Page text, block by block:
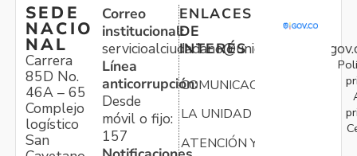
SEDE
NACIO
NAL
Carrera
85D No.
46A – 65
Complejo
logístico
San
Correo
institucional:
Línea
anticorrupción:
Desde
móvil o fijo:
157
ENLACES
DE
INTERÉS
COMUNICACIONES
LA UNIDAD
ATENCIÓN Y